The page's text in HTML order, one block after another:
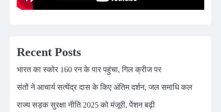
Recent Posts
भारत का स्कोर 160 रन के पार पहुंचा, गिल क्रीज पर
संतों ने आचार्य सत्येंद्र दास के किए अंतिम दर्शन, जल समाधि कल
राज्य सड़क सुरक्षा नीति 2025 को मंजूरी, पेंशन बढ़ी